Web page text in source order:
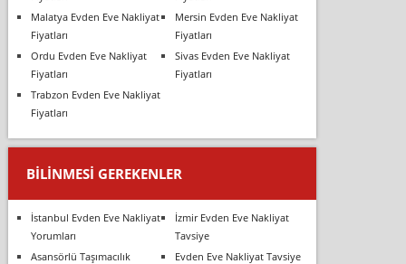
Malatya Evden Eve Nakliyat
Fiyatları
Mersin Evden Eve Nakliyat
Fiyatları
Ordu Evden Eve Nakliyat
Fiyatları
Sivas Evden Eve Nakliyat
Fiyatları
Trabzon Evden Eve Nakliyat
Fiyatları
BILINMESI GEREKENLER
İstanbul Evden Eve Nakliyat
Yorumları
İzmir Evden Eve Nakliyat
Tavsiye
Asansörlü Taşımacılık
Evden Eve Nakliyat Tavsiye